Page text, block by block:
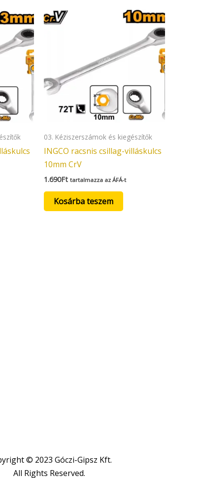
03. Kéziszerszámok és kiegészítők
INGCO racsnis csillag-villáskulcs
10mm CrV
1.690Ft tartalmazza az ÁFÁ-t
Kosárba teszem
© 2023 Góczi-Gipsz Kft.
All Rights Reserved.